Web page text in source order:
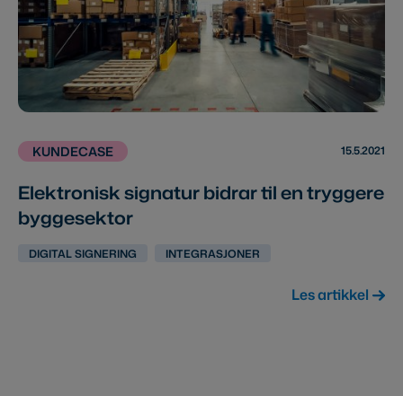
KUNDECASE 15.5.2021
Elektronisk signatur bidrar til en tryggere
byggesektor
DIGITAL SIGNERING INTEGRASJONER
Les artikkel